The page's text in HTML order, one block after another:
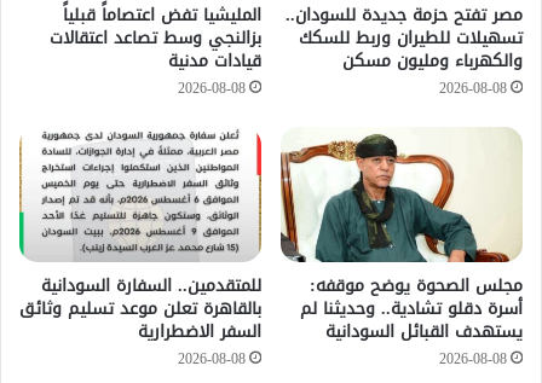
مصر تفتح حزمة جديدة للسودان..
تسهيلات للطيران وربط للسكك
والكهرباء ومليون مسكن
2026-08-08
المليشيا تفض اعتصاماً قبلياً
بزالنجي وسط تصاعد اعتقالات
قيادات مدنية
2026-08-08
مجلس الصحوة يوضح موقفه:
أسرة دقلو تشادية.. وحديثنا لم
يستهدف القبائل السودانية
2026-08-08
للمتقدمين.. السفارة السودانية
بالقاهرة تعلن موعد تسليم وثائق
السفر الاضطرارية
2026-08-08